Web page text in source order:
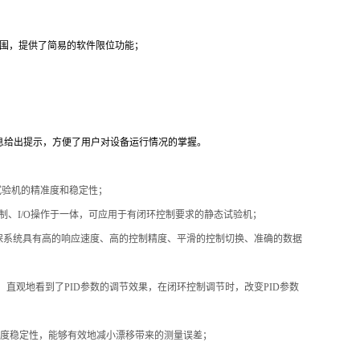
提供了简易的软件限位功能；
出提示，方便了用户对设备运行情况的掌握。
机的精准度和稳定性；
I/O操作于一体，可应用于有闭环控制要求的静态试验机；
统具有高的响应速度、高的控制精度、平滑的控制切换、准确的数据
观地看到了PID参数的调节效果，在闭环控制调节时，改变PID参数
稳定性，能够有效地减小漂移带来的测量误差；